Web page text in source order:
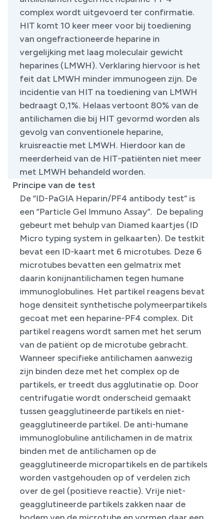
complex wordt uitgevoerd ter confirmatie.
HIT komt 10 keer meer voor bij toediening
van ongefractioneerde heparine in
vergelijking met laag moleculair gewicht
heparines (LMWH). Verklaring hiervoor is het
feit dat LMWH minder immunogeen zijn. De
incidentie van HIT na toediening van LMWH
bedraagt 0,1%. Helaas vertoont 80% van de
antilichamen die bij HIT gevormd worden als
gevolg van conventionele heparine,
kruisreactie met LMWH. Hierdoor kan de
meerderheid van de HIT-patiënten niet meer
met LMWH behandeld worden.
Principe van de test
De “ID-PaGIA Heparin/PF4 antibody test” is
een “Particle Gel Immuno Assay”. De bepaling
gebeurt met behulp van Diamed kaartjes (ID
Micro typing system in gelkaarten). De testkit
bevat een ID-kaart met 6 microtubes. Deze 6
microtubes bevatten een gelmatrix met
daarin konijnantilichamen tegen humane
immunoglobulines. Het partikel reagens bevat
hoge densiteit synthetische polymeerpartikels
gecoat met een heparine-PF4 complex. Dit
partikel reagens wordt samen met het serum
van de patiënt op de microtube gebracht.
Wanneer specifieke antilichamen aanwezig
zijn binden deze met het complex op de
partikels, er treedt dus agglutinatie op. Door
centrifugatie wordt onderscheid gemaakt
tussen geagglutineerde partikels en niet-
geagglutineerde partikel. De anti-humane
immunoglobuline antilichamen in de matrix
binden met de antilichamen op de
geagglutineerde micropartikels en de partikels
worden vastgehouden op of verdelen zich
over de gel (positieve reactie). Vrije niet-
geagglutineerde partikels zakken naar de